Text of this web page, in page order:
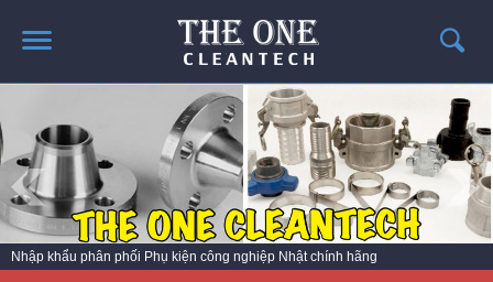
TRANG CHỦ
GIỚI THIỆU
THÔNG TIN SẢN PHẨM
TIN TỨC
LIÊN HỆ
Nhập khẩu phân phối Phụ kiện công nghiệp Nhật chính hãng